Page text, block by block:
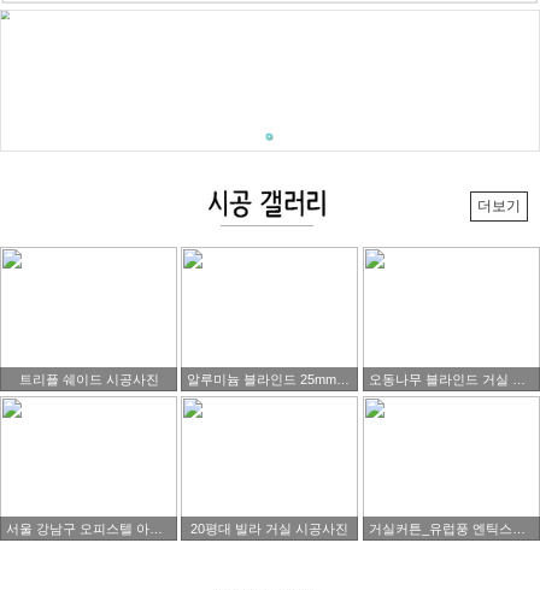
더보기
트리플 쉐이드 시공사진
20평대 빌라 거실 시공사진